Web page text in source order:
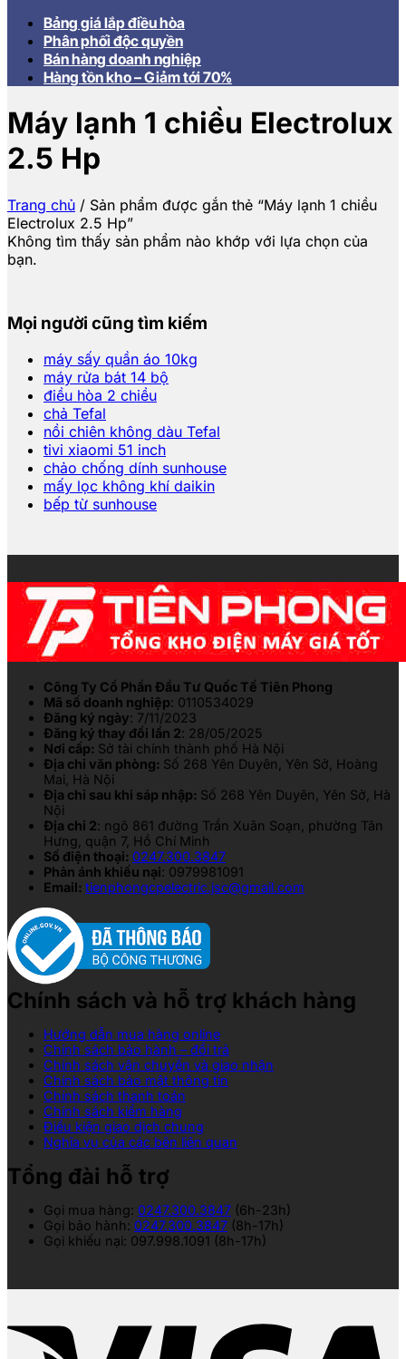
Bảng giá lắp điều hòa
Phân phối độc quyền
Bán hàng doanh nghiệp
Hàng tồn kho – Giảm tới 70%
Máy lạnh 1 chiều Electrolux
2.5 Hp
Trang chủ / Sản phẩm được gắn thẻ “Máy lạnh 1 chiều
Electrolux 2.5 Hp”
Không tìm thấy sản phẩm nào khớp với lựa chọn của
bạn.
Mọi người cũng tìm kiếm
máy sấy quần áo 10kg
máy rửa bát 14 bộ
điều hòa 2 chiều
chả Tefal
nồi chiên không dàu Tefal
tivi xiaomi 51 inch
chảo chống dính sunhouse
mấy lọc không khí daikin
bếp từ sunhouse
Công Ty Cổ Phần Đầu Tư Quốc Tế Tiên Phong
Mã số doanh nghiệp: 0110534029
Đăng ký ngày: 7/11/2023
Đăng ký thay đổi lần 2: 28/05/2025
Nơi cấp: Sở tài chính thành phố Hà Nội
Địa chỉ văn phòng: Số 268 Yên Duyên, Yên Sở, Hoàng
Mai, Hà Nội
Địa chỉ sau khi sáp nhập: Số 268 Yên Duyên, Yên Sở, Hà
Nội
Địa chỉ 2: ngõ 861 đường Trần Xuân Soạn, phường Tân
Hưng, quận 7, Hồ Chí Minh
Số điện thoại: 0247.300.3847
Phản ánh khiếu nại: 0979981091
Email: tienphongcpelectric.jsc@gmail.com
Chính sách và hỗ trợ khách hàng
Hướng dẫn mua hàng online
Chính sách bảo hành – đổi trả
Chính sách vận chuyển và giao nhận
Chính sách bảo mật thông tin
Chính sách thanh toán
Chính sách kiểm hàng
Điều kiện giao dịch chung
Nghĩa vụ của các bên liên quan
Tổng đài hỗ trợ
Gọi mua hàng: 0247.300.3847 (6h-23h)
Gọi bảo hành: 0247.300.3847 (8h-17h)
Gọi khiếu nại: 097.998.1091 (8h-17h)